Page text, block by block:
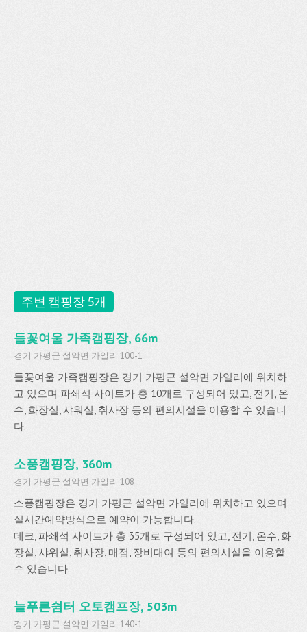
주변 캠핑장 5개
들꽃여울 가족캠핑장, 66m
경기 가평군 설악면 가일리 100-1
들꽃여울 가족캠핑장은 경기 가평군 설악면 가일리에 위치하
고 있으며 파쇄석 사이트가 총 10개로 구성되어 있고, 전기, 온
수, 화장실, 샤워실, 취사장 등의 편의시설을 이용할 수 있습니
다.
소풍캠핑장, 360m
경기 가평군 설악면 가일리 108
소풍캠핑장은 경기 가평군 설악면 가일리에 위치하고 있으며
실시간예약방식으로 예약이 가능합니다.
데크, 파쇄석 사이트가 총 35개로 구성되어 있고, 전기, 온수, 화
장실, 샤워실, 취사장, 매점, 장비대여 등의 편의시설을 이용할
수 있습니다.
늘푸른쉼터 오토캠프장, 503m
경기 가평군 설악면 가일리 140-1